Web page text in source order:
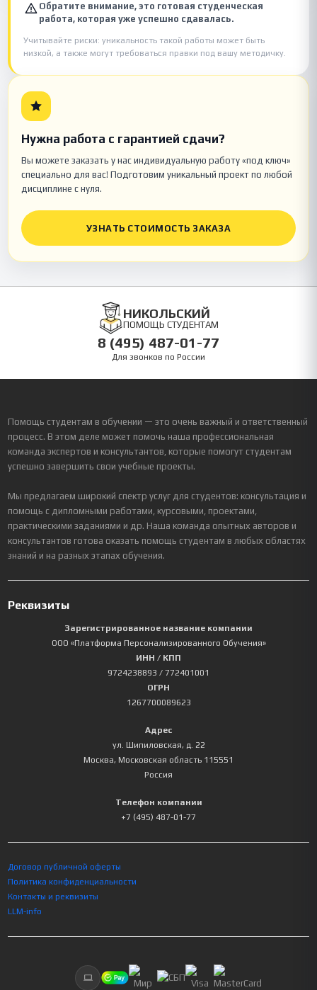
Обратите внимание, это готовая студенческая
работа, которая уже успешно сдавалась.
Учитывайте риски: уникальность такой работы может быть
низкой, а также могут требоваться правки под вашу методичку.
Нужна работа с гарантией сдачи?
Вы можете заказать у нас индивидуальную работу «под ключ»
специально для вас! Подготовим уникальный проект по любой
дисциплине с нуля.
УЗНАТЬ СТОИМОСТЬ ЗАКАЗА
НИКОЛЬСКИЙ
ПОМОЩЬ СТУДЕНТАМ
8 (495) 487-01-77
Для звонков по России
Помощь студентам в обучении — это очень важный и ответственный
процесс. В этом деле может помочь наша профессиональная
команда экспертов и консультантов, которые помогут студентам
успешно завершить свои учебные проекты.
Мы предлагаем широкий спектр услуг для студентов: консультация и
помощь с дипломными работами, курсовыми, проектами,
практическими заданиями и др. Наша команда опытных авторов и
консультантов готова оказать помощь студентам в любых областях
знаний и на разных этапах обучения.
Реквизиты
Зарегистрированное название компании
ООО «Платформа Персонализированного Обучения»
ИНН / КПП
9724238893 / 772401001
ОГРН
1267700089623
Адрес
ул. Шипиловская, д. 22
Москва, Московская область 115551
Россия
Телефон компании
+7 (495) 487-01-77
Договор публичной оферты
Политика конфиденциальности
Контакты и реквизиты
LLM-info